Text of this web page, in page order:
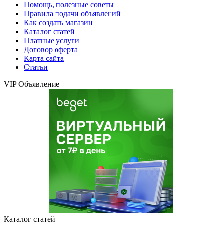
Помощь, полезные советы
Правила подачи объявлений
Как создать магазин
Каталог статей
Платные услуги
Договор оферта
Карта сайта
Статьи
VIP Объявление
Каталог статей